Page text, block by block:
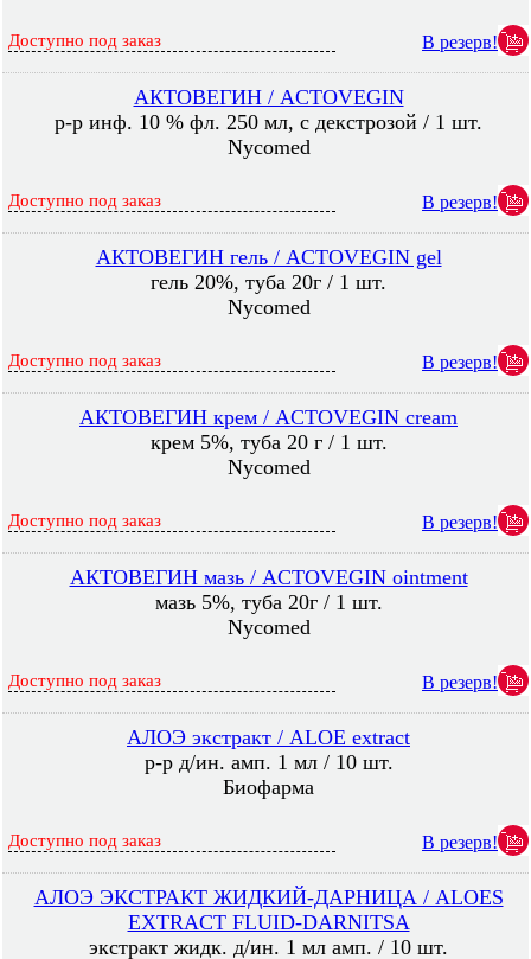
Доступно под заказ В резерв!
АКТОВЕГИН / ACTOVEGIN
р-р инф. 10 % фл. 250 мл, с декстрозой / 1 шт.
Nycomed
Доступно под заказ В резерв!
АКТОВЕГИН гель / ACTOVEGIN gel
гель 20%, туба 20г / 1 шт.
Nycomed
Доступно под заказ В резерв!
АКТОВЕГИН крем / ACTOVEGIN cream
крем 5%, туба 20 г / 1 шт.
Nycomed
Доступно под заказ В резерв!
АКТОВЕГИН мазь / ACTOVEGIN ointment
мазь 5%, туба 20г / 1 шт.
Nycomed
Доступно под заказ В резерв!
АЛОЭ экстракт / ALOE extract
р-р д/ин. амп. 1 мл / 10 шт.
Биофарма
Доступно под заказ В резерв!
АЛОЭ ЭКСТРАКТ ЖИДКИЙ-ДАРНИЦА / ALOES
EXTRACT FLUID-DARNITSA
экстракт жидк. д/ин. 1 мл амп. / 10 шт.